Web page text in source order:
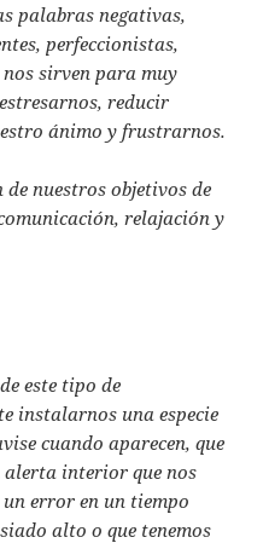
palabras negativas,
perfeccionistas,
sirven para muy
reducir
ánimo y frustrarnos.
nuestros objetivos de
relajación y
este tipo de
instalarnos una especie
cuando aparecen, que
interior que nos
error en un tiempo
alto o que tenemos